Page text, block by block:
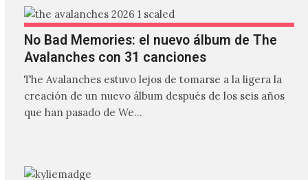
No Bad Memories: el nuevo álbum de The
Avalanches con 31 canciones
The Avalanches estuvo lejos de tomarse a la ligera la
creación de un nuevo álbum después de los seis años
que han pasado de We…